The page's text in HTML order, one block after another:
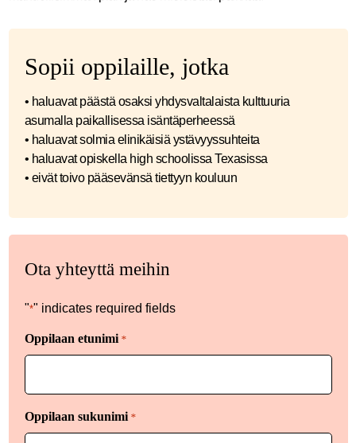
Sopii oppilaille, jotka
• haluavat päästä osaksi yhdysvaltalaista kulttuuria
asumalla paikallisessa isäntäperheessä
• haluavat solmia elinikäisiä ystävyyssuhteita
• haluavat opiskella high schoolissa Texasissa
• eivät toivo pääsevänsä tiettyyn kouluun
Ota yhteyttä meihin
"*" indicates required fields
Oppilaan etunimi *
Oppilaan sukunimi *